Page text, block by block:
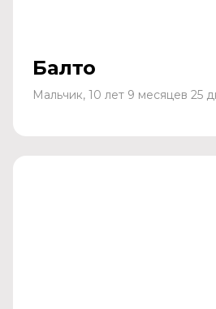
Балто
Мальчик, 10 лет 9 месяцев 25